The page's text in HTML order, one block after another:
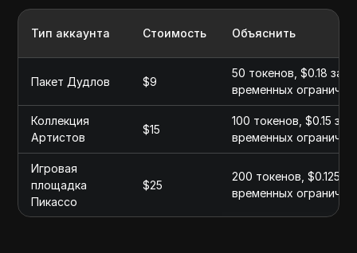
Тип аккаунта Стоимость Объяснить
Пакет Дудлов $9
50 токенов, $0.18 за
временных
Коллекция
Артистов
$15
100 токенов, $0.15 за
временных
Игровая
площадка
Пикассо
$25
200 токенов, $0.125
временных